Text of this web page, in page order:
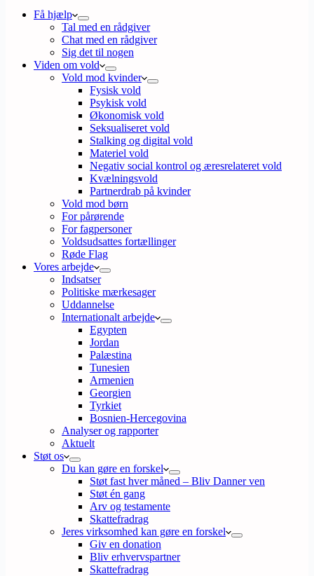
Få hjælp
Tal med en rådgiver
Chat med en rådgiver
Sig det til nogen
Viden om vold
Vold mod kvinder
Fysisk vold
Psykisk vold
Økonomisk vold
Seksualiseret vold
Stalking og digital vold
Materiel vold
Negativ social kontrol og æresrelateret vold
Kvælningsvold
Partnerdrab på kvinder
Vold mod børn
For pårørende
For fagpersoner
Voldsudsattes fortællinger
Røde Flag
Vores arbejde
Indsatser
Politiske mærkesager
Uddannelse
Internationalt arbejde
Egypten
Jordan
Palæstina
Tunesien
Armenien
Georgien
Tyrkiet
Bosnien-Hercegovina
Analyser og rapporter
Aktuelt
Støt os
Du kan gøre en forskel
Støt fast hver måned – Bliv Danner ven
Støt én gang
Arv og testamente
Skattefradrag
Jeres virksomhed kan gøre en forskel
Giv en donation
Bliv erhvervspartner
Skattefradrag